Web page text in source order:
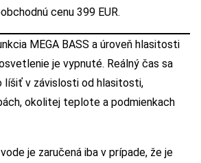
cenu 399 EUR.
MEGA BASS a úroveň hlasitosti
je vypnuté. Reálný čas sa
líšiť v závislosti od hlasitosti,
okolitej teplote a podmienkach
je zaručená iba v prípade, že je